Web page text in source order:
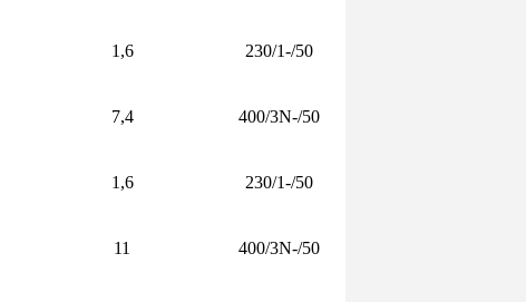
1,6 230/1-/50
7,4 400/3N-/50
1,6 230/1-/50
11 400/3N-/50